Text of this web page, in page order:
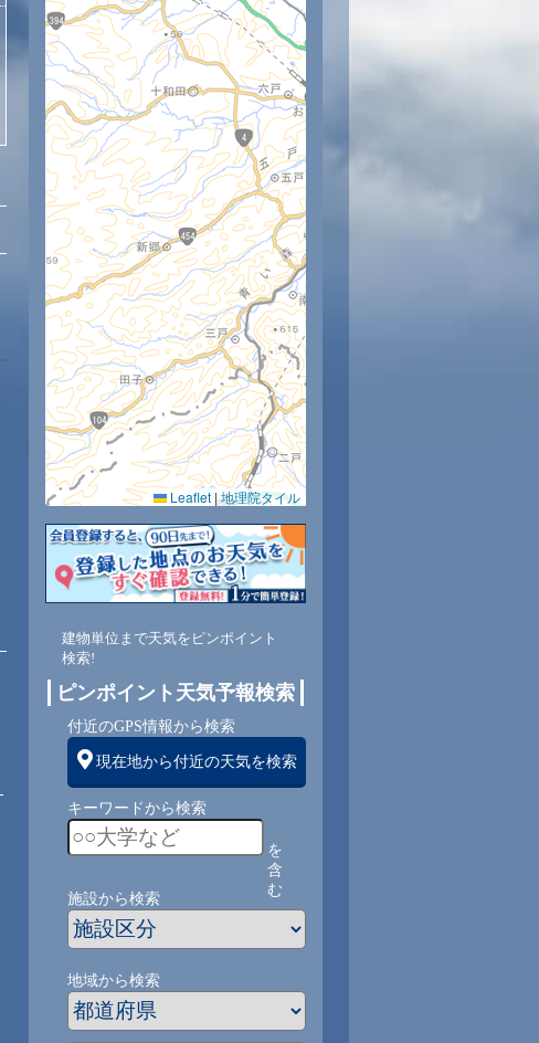
11時 12時 13時 14時 15時 16時 19時
29 29 29 29 28
0.0 0.0 0.0 0.0 0.0
76 75 75 77 80
北東 北東 北東 北東
2 2 2 2
Leaflet |地理院タイル
建物単位まで天気をピンポイント
検索!
ピンポイント天気予報検索
付近のGPS情報から検索
現在地から付近の天気を検索
キーワードから検索
を
含
む
施設から検索
地域から検索